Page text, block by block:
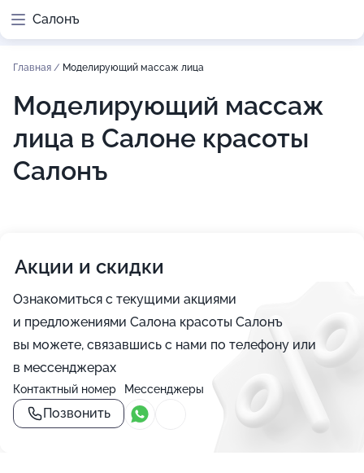
Салонъ
Главная / Моделирующий массаж лица
Моделирующий массаж
лица в Салоне красоты
Салонъ
Акции и скидки
Ознакомиться с текущими акциями
и предложениями Салона красоты Салонъ
вы можете, связавшись с нами по телефону или
в мессенджерах
Контактный номер
Позвонить
Мессенджеры